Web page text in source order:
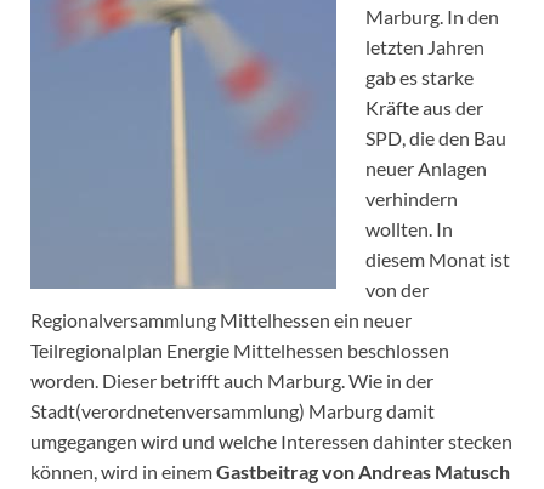
Marburg. In den
letzten Jahren
gab es starke
Kräfte aus der
SPD, die den Bau
neuer Anlagen
verhindern
wollten. In
diesem Monat ist
von der
Regionalversammlung Mittelhessen ein neuer
Teilregionalplan Energie Mittelhessen beschlossen
worden. Dieser betrifft auch Marburg. Wie in der
Stadt(verordnetenversammlung) Marburg damit
umgegangen wird und welche Interessen dahinter stecken
können, wird in einemGastbeitrag von Andreas Matusch